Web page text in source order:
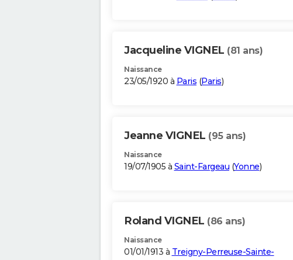
Jacqueline VIGNEL (81 ans)
Naissance
23/05/1920 à Paris (Paris)
Jeanne VIGNEL (95 ans)
Naissance
19/07/1905 à Saint-Fargeau (Yonne)
Roland VIGNEL (86 ans)
Naissance
01/01/1913 à Treigny-Perreuse-Sainte-